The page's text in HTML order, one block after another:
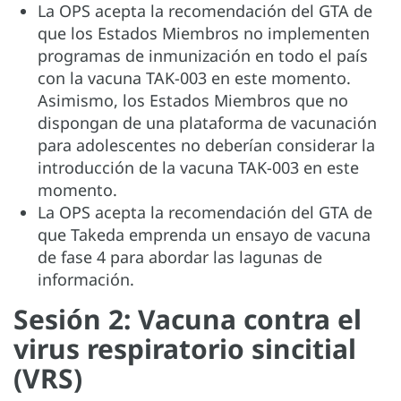
La OPS acepta la recomendación del GTA de
que los Estados Miembros no implementen
programas de inmunización en todo el país
con la vacuna TAK-003 en este momento.
Asimismo, los Estados Miembros que no
dispongan de una plataforma de vacunación
para adolescentes no deberían considerar la
introducción de la vacuna TAK-003 en este
momento.
La OPS acepta la recomendación del GTA de
que Takeda emprenda un ensayo de vacuna
de fase 4 para abordar las lagunas de
información.
Sesión 2: Vacuna contra el
virus respiratorio sincitial
(VRS)